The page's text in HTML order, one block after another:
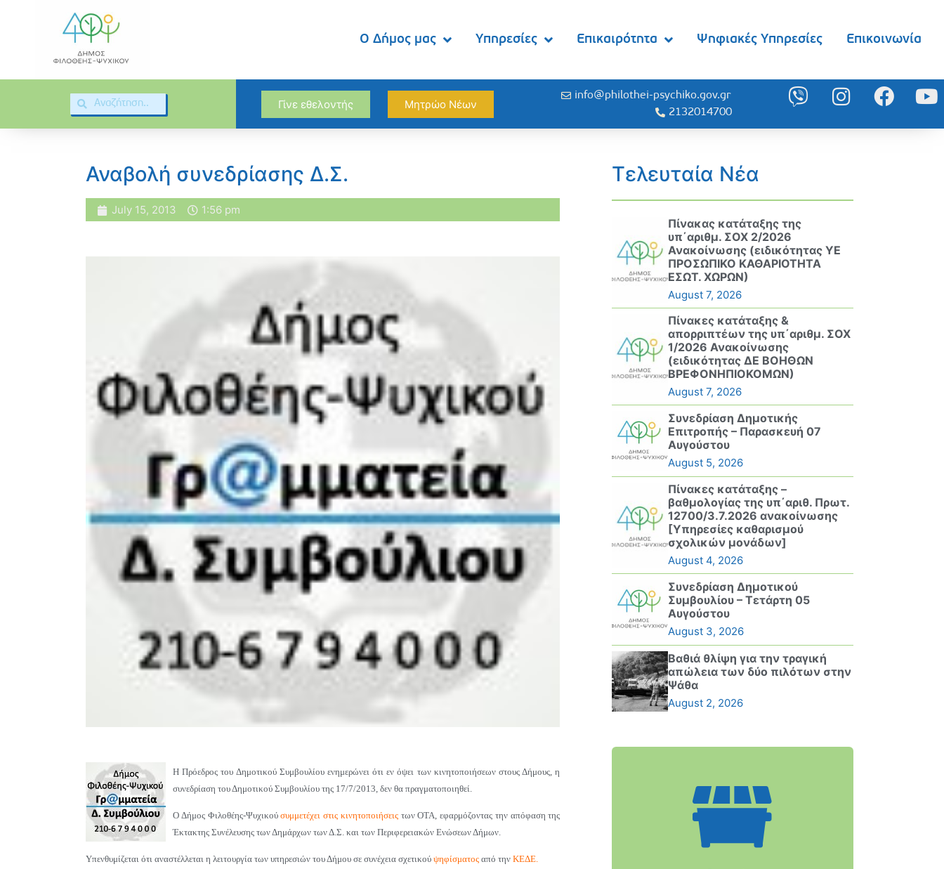
Ο Δήμος μας Υπηρεσίες Επικαιρότητα Ψηφιακές Υπηρεσίες Επικοινωνία
Γίνε εθελοντής Μητρώο Νέων
info@philothei-psychiko.gov.gr
2132014700
Αναβολή συνεδρίασης Δ.Σ.
July 15, 2013 1:56 pm
H Πρόεδρος του Δημοτικού Συμβουλίου ενημερώνει ότι εν όψει των κινητοποιήσεων στους Δήμους, η
συνεδρίαση του Δημοτικού Συμβουλίου της 17/7/2013, δεν θα πραγματοποιηθεί.
Ο Δήμος Φιλοθέης-Ψυχικούσυμμετέχει στις κινητοποιήσειςτων ΟΤΑ, εφαρμόζοντας την απόφαση της
Έκτακτης Συνέλευσης των Δημάρχων των Δ.Σ. και των Περιφερειακών Ενώσεων Δήμων.
Υπενθυμίζεται ότι αναστέλλεται η λειτουργία των υπηρεσιών του Δήμου σε συνέχεια σχετικού ψηφίσματος από την ΚΕΔΕ.
Τελευταία Νέα
Πίνακας κατάταξης της
υπ΄αριθμ. ΣΟΧ 2/2026
Ανακοίνωσης (ειδικότητας ΥΕ
ΠΡΟΣΩΠΙΚΟ ΚΑΘΑΡΙΟΤΗΤΑ
ΕΣΩΤ. ΧΩΡΩΝ)
August 7, 2026
Πίνακες κατάταξης &
απορριπτέων της υπ΄αριθμ. ΣΟΧ
1/2026 Ανακοίνωσης
(ειδικότητας ΔΕ ΒΟΗΘΩΝ
ΒΡΕΦΟΝΗΠΙΟΚΟΜΩΝ)
August 7, 2026
Συνεδρίαση Δημοτικής
Επιτροπής – Παρασκευή 07
Αυγούστου
August 5, 2026
Πίνακες κατάταξης –
βαθμολογίας της υπ΄αριθ. Πρωτ.
12700/3.7.2026 ανακοίνωσης
[Υπηρεσίες καθαρισμού
σχολικών μονάδων]
August 4, 2026
Συνεδρίαση Δημοτικού
Συμβουλίου – Τετάρτη 05
Αυγούστου
August 3, 2026
Βαθιά θλίψη για την τραγική
απώλεια των δύο πιλότων στην
Ψάθα
August 2, 2026